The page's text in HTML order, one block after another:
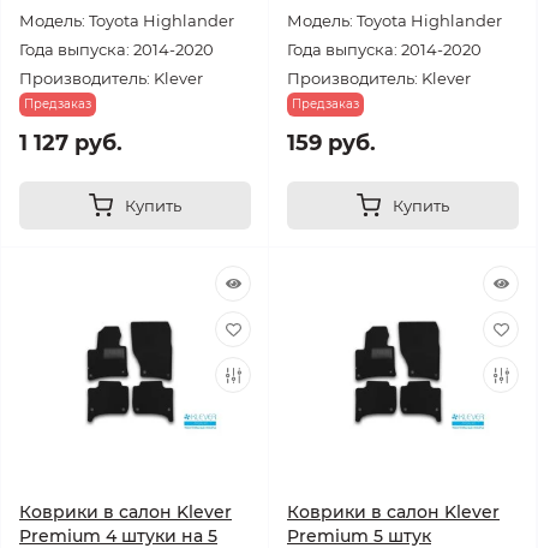
Модель: Toyota Highlander
Года выпуска: 2014-2020
Производитель: Klever
Предзаказ
1 127 руб.
Купить
Модель: Toyota Highlander
Года выпуска: 2014-2020
Производитель: Klever
Предзаказ
159 руб.
Купить
Коврики в салон Klever
Premium 4 штуки на 5
Коврики в салон Klever
Premium 5 штук